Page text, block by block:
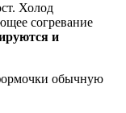
Холод
согревание
и
обычную